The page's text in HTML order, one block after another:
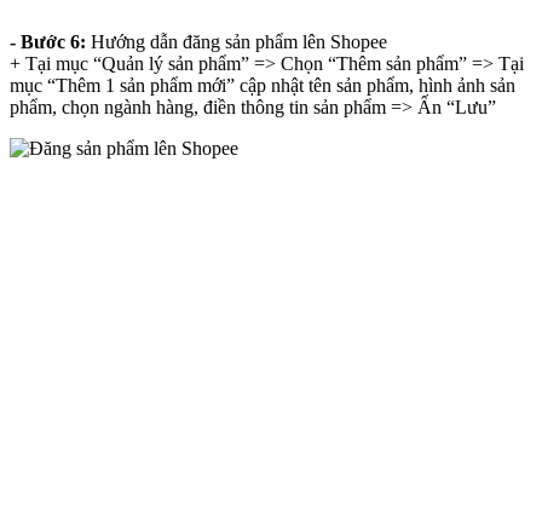
- Bước 6: Hướng dẫn đăng sản phẩm lên Shopee
+ Tại mục “Quản lý sản phẩm” => Chọn “Thêm sản phẩm” => Tại
mục “Thêm 1 sản phẩm mới” cập nhật tên sản phẩm, hình ảnh sản
phẩm, chọn ngành hàng, điền thông tin sản phẩm => Ấn “Lưu”